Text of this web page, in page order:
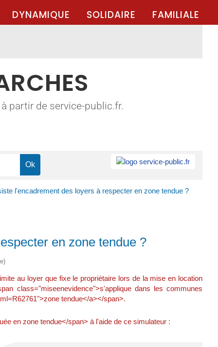
DYNAMIQUE SOLIDAIRE FAMILIALE
partir de service-public.fr.
l'encadrement des loyers à respecter en zone tendue ?
en zone tendue ?
au loyer que fixe le propriétaire lors de la mise en location
class="miseenevidence">s'applique dans les communes
tendue</a></span>.
en zone tendue</span> à l'aide de ce simulateur :